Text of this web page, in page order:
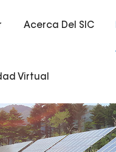
Acerca Del SIC
Virtual